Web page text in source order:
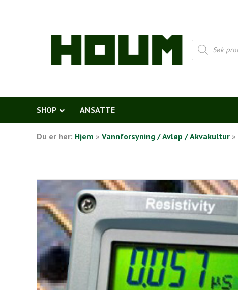
Products
search
SHOP ANSATTE
Du er her: Hjem » Vannforsyning / Avløp / Akvakultur »